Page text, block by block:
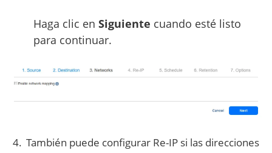
Haga clic en Siguiente cuando esté listo
para continuar.
También puede configurar Re-IP si las direcciones